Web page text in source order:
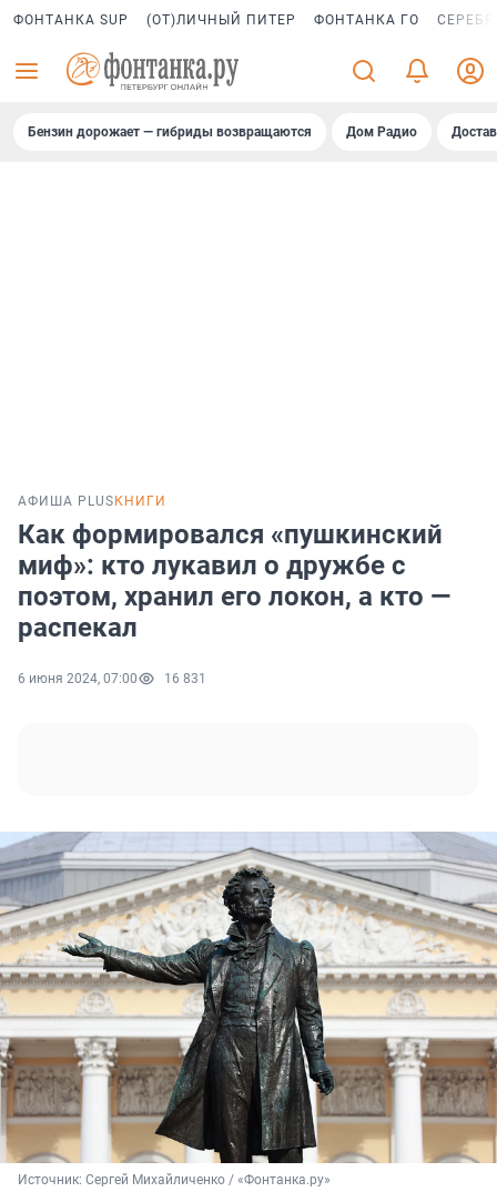
ФОНТАНКА SUP (ОТ)ЛИЧНЫЙ ПИТЕР ФОНТАНКА ГО
Бензин дорожает — гибриды возвращаются Дом Радио
АФИША PLUS КНИГИ
Как формировался «пушкинский
миф»: кто лукавил о дружбе с
поэтом, хранил его локон, а кто —
распекал
6 июня 2024, 07:00 16 831
Источник: Сергей Михайличенко / «Фонтанка.ру»